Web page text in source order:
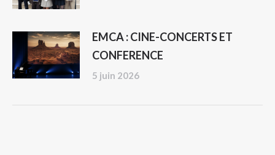
EMCA : CINE-CONCERTS ET
CONFERENCE
5 juin 2026